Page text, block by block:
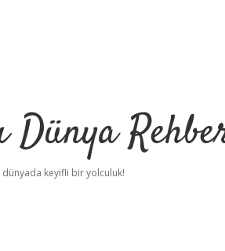
Dünya
dünyada keyifli bir yolculuk!